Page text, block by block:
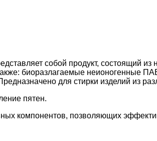
собой продукт, состоящий
биоразлагаемые неионогенные
для стирки изделий из
пятен.
компонентов, позволяющих